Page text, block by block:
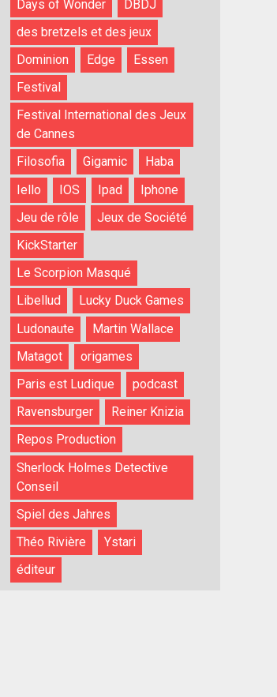
Days of Wonder
DBDJ
des bretzels et des jeux
Dominion
Edge
Essen
Festival
Festival International des Jeux
de Cannes
Filosofia
Gigamic
Haba
Iello
IOS Ipad
Iphone
Jeu de rôle
Jeux de Société
KickStarter
Le Scorpion Masqué
Libellud
Lucky Duck Games
Ludonaute
Martin Wallace
Matagot
origames
Paris est Ludique
podcast
Ravensburger
Reiner Knizia
Repos Production
Sherlock Holmes Detective
Conseil
Spiel des Jahres
Théo Rivière
Ystari
éditeur